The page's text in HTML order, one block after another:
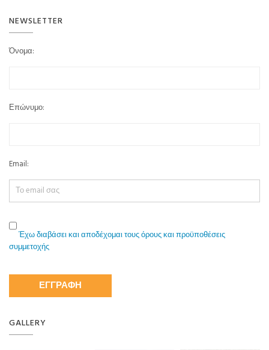
NEWSLETTER
Όνομα:
Επώνυμο:
Email:
Έχω διαβάσει και αποδέχομαι τους όρους και προϋποθέσεις
συμμετοχής
GALLERY